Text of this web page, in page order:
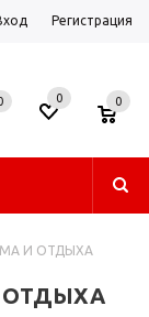
Регистрация
0 0
И ОТДЫХА
ОТДЫХА